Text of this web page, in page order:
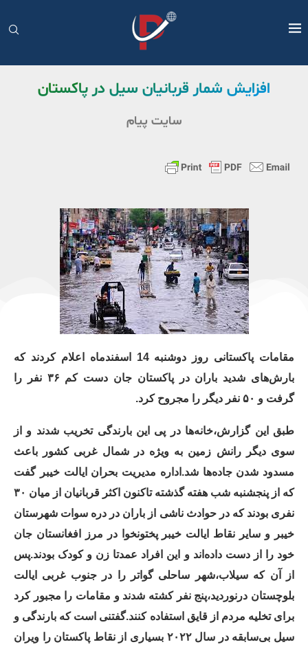
افزایش شمار قربانیان سیل در پاکستان
سایت پیام
مقامات پاکستانی روز دوشنبه 14 اسفندماه اعلام کردند که
بارش‌های شدید باران در پاکستان جان دست کم ۳۶ نفر را
گرفت و ۵۰ نفر دیگر را مجروح کرد.
طبق این گزارش،خانه‌ها در پی این بارندگی‌ تخریب شدند و از
سوی دیگر رانش زمین به ویژه در شمال غربی کشور باعث
مسدود شدن جاده‌ها شد.اداره مدیریت بحران ایالت خیبر گفت
که از پنجشنبه شب هفته گذشته تاکنون اکثر قربانیان از میان ۳۰
نفری بودند که در حوادث ناشی از باران در دره سوات شهرستان
خیبر و سایر نقاط ایالت خیبر پختونخوا در مرز افغانستان جان
خود را از دست داده‌اند و این افراد عمدتا زن و کودک بودند.پس
از آن که سیلاب،شهر ساحلی گواتر را در جنوب غربی ایالت
بلوچستان درنوردید،پنج نفر کشته شدند و مقامات را مجبور کرد
برای تخلیه مردم از قایق استفاده کنند.گفتنی است که بارندگی و
سیل بی‌سابقه در سال ۲۰۲۲ بسیاری از نقاط پاکستان را ویران